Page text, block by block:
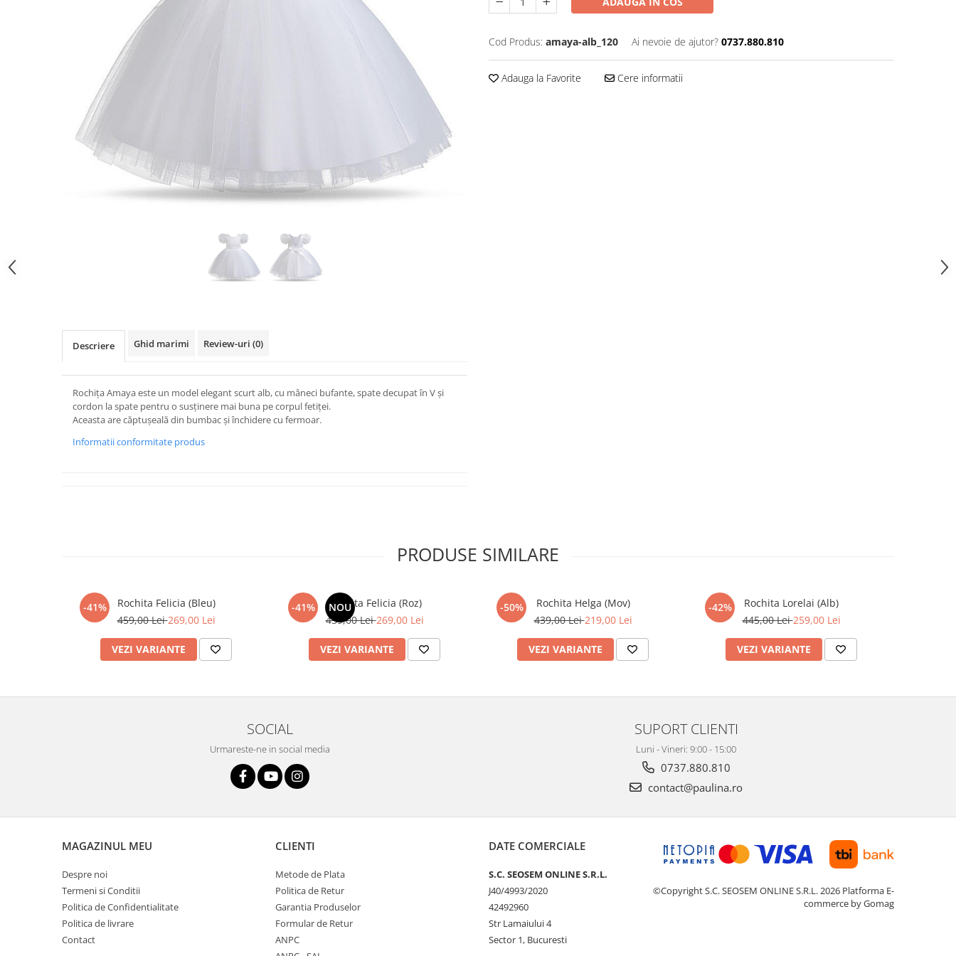
Cod Produs: amaya-alb_120 Ai nevoie de ajutor? 0737.880.810
Adauga la Favorite Cere informatii
Descriere Ghid marimi Review-uri (0)
Rochița Amaya este un model elegant scurt alb, cu mâneci bufante, spate decupat în V și
cordon la spate pentru o susținere mai buna pe corpul fetiței.
Aceasta are căptușeală din bumbac și închidere cu fermoar.
Informatii conformitate produs
PRODUSE SIMILARE
-41%
Rochita Felicia (Bleu)
459,00 Lei269,00 Lei
VEZI VARIANTE
-41% NOU
Rochita Felicia (Roz)
459,00 Lei269,00 Lei
VEZI VARIANTE
-50%
Rochita Helga (Mov)
439,00 Lei219,00 Lei
VEZI VARIANTE
-42%
Rochita Lorelai (Alb)
445,00 Lei259,00 Lei
VEZI VARIANTE
SOCIAL
Urmareste-ne in social media
SUPORT CLIENTI
Luni - Vineri: 9:00 - 15:00
0737.880.810
contact@paulina.ro
MAGAZINUL MEU
Despre noi
Termeni si Conditii
Politica de Confidentialitate
Politica de livrare
Contact
CLIENTI
Metode de Plata
Politica de Retur
Garantia Produselor
Formular de Retur
ANPC
DATE COMERCIALE
S.C. SEOSEM ONLINE S.R.L.
J40/4993/2020
42492960
Str Lamaiului 4
Sector 1, Bucuresti
©Copyright S.C. SEOSEM ONLINE S.R.L. 2026 Platforma E-
commerce by Gomag